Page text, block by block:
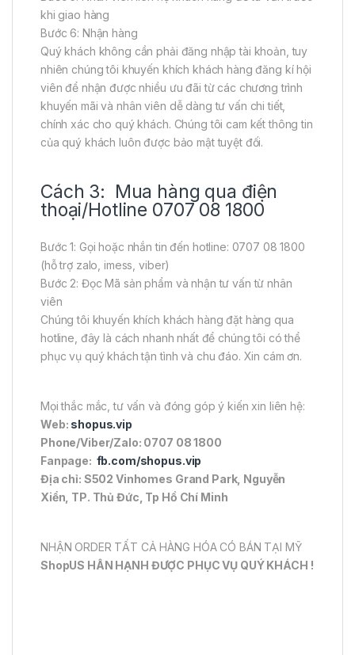
khi giao hàng
Bước 6: Nhận hàng
Quý khách không cần phải đăng nhập tài khoản, tuy
nhiên chúng tôi khuyến khích khách hàng đăng kí hội
viên để nhận được nhiều ưu đãi từ các chương trình
khuyến mãi và nhân viên dễ dàng tư vấn chi tiết,
chính xác cho quý khách. Chúng tôi cam kết thông tin
của quý khách luôn được bảo mật tuyệt đối.
Cách 3: Mua hàng qua điện
thoại/Hotline 0707 08 1800
Bước 1: Gọi hoặc nhắn tin đến hotline: 0707 08 1800
(hỗ trợ zalo, imess, viber)
Bước 2: Đọc Mã sản phẩm và nhận tư vấn từ nhân
viên
Chúng tôi khuyến khích khách hàng đặt hàng qua
hotline, đây là cách nhanh nhất để chúng tôi có thể
phục vụ quý khách tận tình và chu đáo. Xin cám ơn.
Mọi thắc mắc, tư vấn và đóng góp ý kiến xin liên hệ:
Web: shopus.vip
Phone/Viber/Zalo: 0707 08 1800
Fanpage: fb.com/shopus.vip
Địa chỉ: S502 Vinhomes Grand Park, Nguyễn
Xiển, TP. Thủ Đức, Tp Hồ Chí Minh
NHẬN ORDER TẤT CẢ HÀNG HÓA CÓ BÁN TẠI MỸ
ShopUS HÂN HẠNH ĐƯỢC PHỤC VỤ QUÝ KHÁCH !